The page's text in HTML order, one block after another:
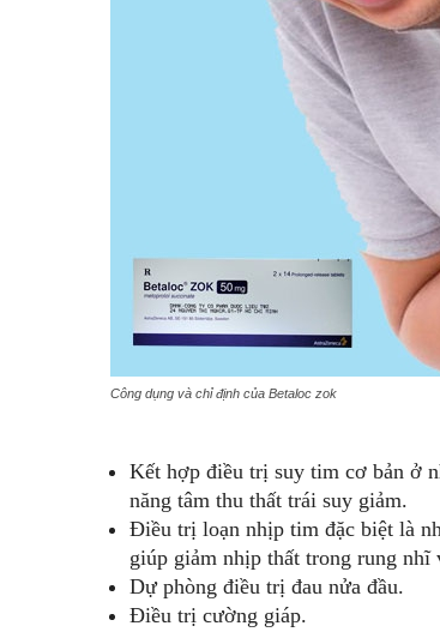
Công dụng và chỉ định của Betaloc zok
Kết hợp điều trị suy tim cơ bản ở
năng tâm thu thất trái suy giảm.
Điều trị loạn nhịp tim đặc biệt là
giúp giảm nhịp thất trong rung nhĩ
Dự phòng điều trị đau nửa đầu.
Điều trị cường giáp.